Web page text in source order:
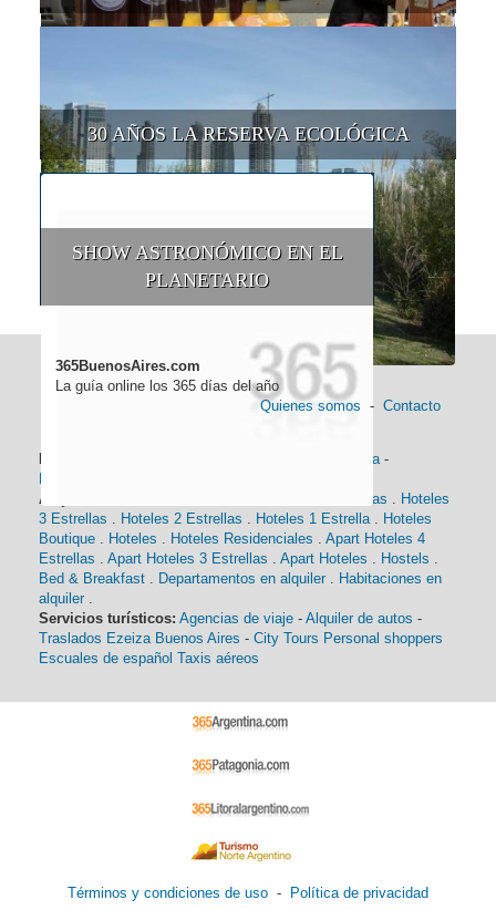
30 AÑOS LA RESERVA ECOLÓGICA
SHOW ASTRONÓMICO EN EL
PLANETARIO
365BuenosAires.com
La guía online los 365 días del año
Quienes somos - Contacto
Historia -
Alojamiento:
Hoteles 4 Estrellas
Hoteles
3 Estrellas
Hoteles 2 Estrellas Hoteles 1 Estrella
Hoteles
Boutique
Hoteles Hoteles Residenciales
Apart Hoteles 4
Estrellas
Apart Hoteles 3 Estrellas Apart Hoteles Hostels
Bed & Breakfast
Departamentos en alquiler
Habitaciones en
alquiler
Servicios turísticos: Agencias de viaje - Alquiler de autos -
Traslados Ezeiza Buenos Aires - City Tours Personal shoppers
Escuales de español Taxis aéreos
Términos y condiciones de uso - Política de privacidad